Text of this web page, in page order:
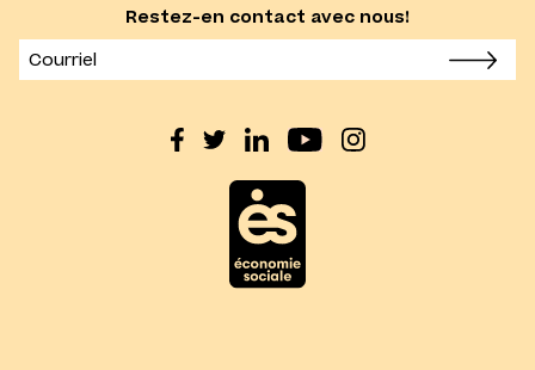
Restez-en contact avec nous!